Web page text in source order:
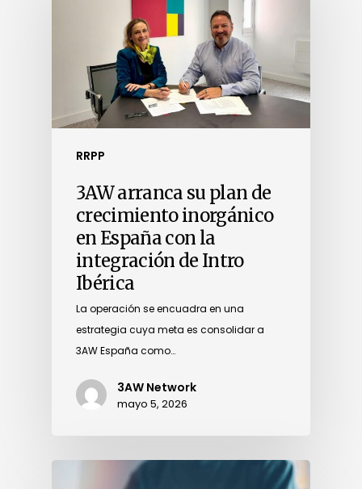
RRPP
3AW arranca su plan de
crecimiento inorgánico
en España con la
integración de Intro
Ibérica
La operación se encuadra en una
estrategia cuya meta es consolidar a
3AW España como…
3AW Network
mayo 5, 2026